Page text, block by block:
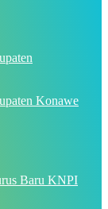
Konawe
Baru KNPI